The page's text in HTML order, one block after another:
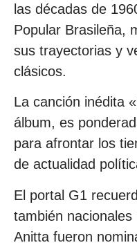
las décadas de
Popular Brasileña,
sus trayectorias y
clásicos.
La canción inédita
álbum, es
para afrontar los
de actualidad
El portal G1
también
Anitta fueron